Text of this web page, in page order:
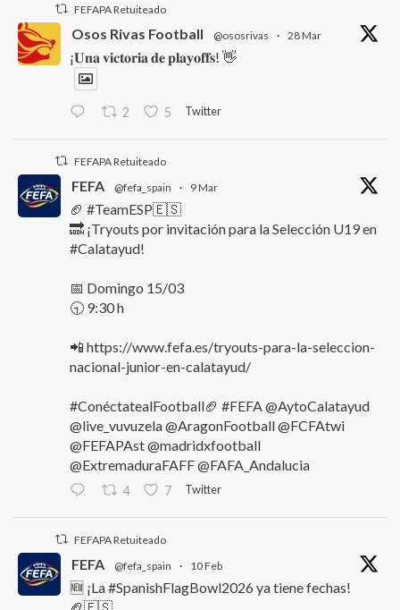
FEFAPA Retuiteado
Osos Rivas Football @ososrivas · 28 Mar
¡𝐔𝐧𝐚 𝐯𝐢𝐜𝐭𝐨𝐫𝐢𝐚 𝐝𝐞 𝐩𝐥𝐚𝐲𝐨𝐟𝐟𝐬! 👋
2 5 Twitter
FEFAPA Retuiteado
FEFA @fefa_spain · 9 Mar
🏈 #TeamESP🇪🇸
🔜 ¡Tryouts por invitación para la Selección U19 en
#Calatayud!
📅 Domingo 15/03
🕤 9:30 h
📲 https://www.fefa.es/tryouts-para-la-seleccion-
nacional-junior-en-calatayud/
#ConéctatealFootball🏈 #FEFA @AytoCalatayud
@live_vuvuzela @AragonFootball @FCFAtwi
@FEFAPAst @madridxfootball
@ExtremaduraFAFF @FAFA_Andalucia
4 7 Twitter
FEFAPA Retuiteado
FEFA @fefa_spain · 10 Feb
🆕 ¡La #SpanishFlagBowl2026 ya tiene fechas!